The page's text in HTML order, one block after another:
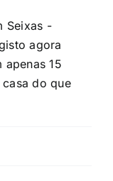
Seixas -
agora
apenas 15
do que